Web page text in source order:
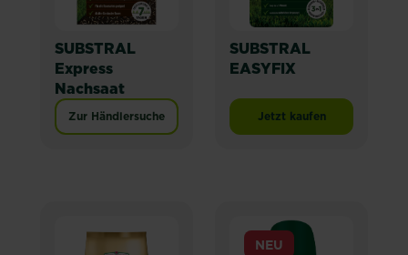
SUBSTRAL
Express
Nachsaat
Zur Händlersuche
SUBSTRAL
EASYFIX
Jetzt kaufenSUBSTRAL EASYFIX
NEU